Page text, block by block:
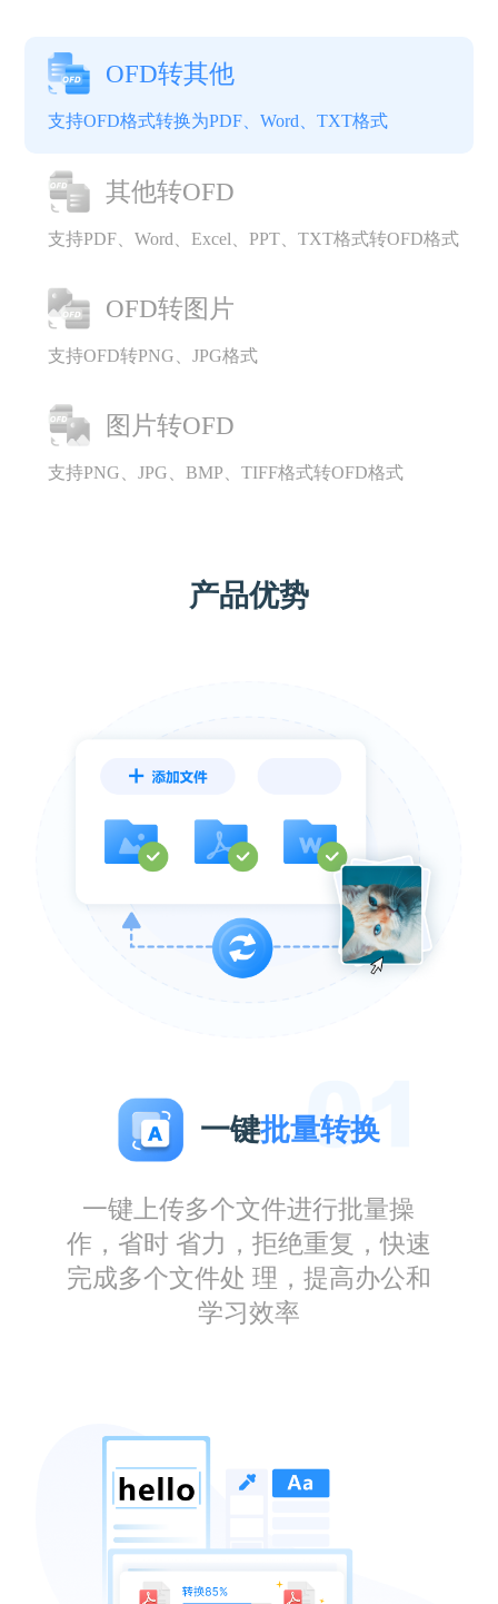
OFD转其他
支持OFD格式转换为PDF、Word、TXT格式
其他转OFD
支持PDF、Word、Excel、PPT、TXT格式转OFD格式
OFD转图片
支持OFD转PNG、JPG格式
图片转OFD
支持PNG、JPG、BMP、TIFF格式转OFD格式
产品优势
一键批量转换
一键上传多个文件进行批量操
作，省时 省力，拒绝重复，快速
完成多个文件处 理，提高办公和
学习效率